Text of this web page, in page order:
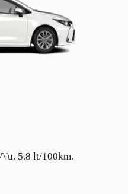
5.8 lt/100km.